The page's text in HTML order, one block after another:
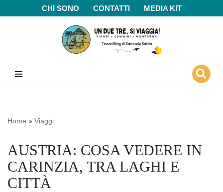
CHI SONO CONTATTI MEDIA KIT
Home » Viaggi
AUSTRIA: COSA VEDERE IN
CARINZIA, TRA LAGHI E
CITTÀ